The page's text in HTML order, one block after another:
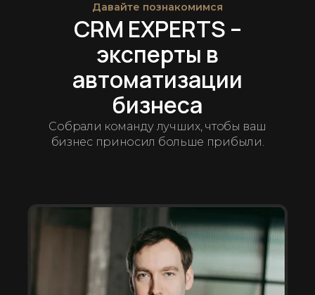
Давайте познакомимся
CRM EXPERTS –
эксперты в
автоматизации
бизнеса
Собрали команду лучших, чтобы ваш
бизнес приносил больше прибыли.